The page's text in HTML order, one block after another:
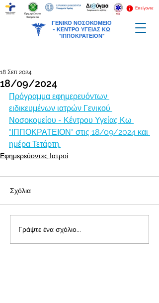
ΓΕΝΙΚΟ ΝΟΣΟΚΟΜΕΙΟ
- ΚΕΝΤΡΟ ΥΓΕΙΑΣ ΚΩ
"ΙΠΠΟΚΡΑΤΕΙΟΝ"
Επείγοντα
Εφημερεύοντα
Φαρμακεία
18/09/2024
18 Σεπ 2024
Πρόγραμμα εφημερευόντων
ειδικευμένων ιατρών Γενικού
Νοσοκομείου - Κέντρου Υγείας Κω
"ΙΠΠΟΚΡΑΤΕΙΟΝ" στις 18/09/2024 και
ημέρα Τετάρτη.
Εφημερεύοντες Ιατροί
Σχόλια
Γράψτε ένα σχόλιο...